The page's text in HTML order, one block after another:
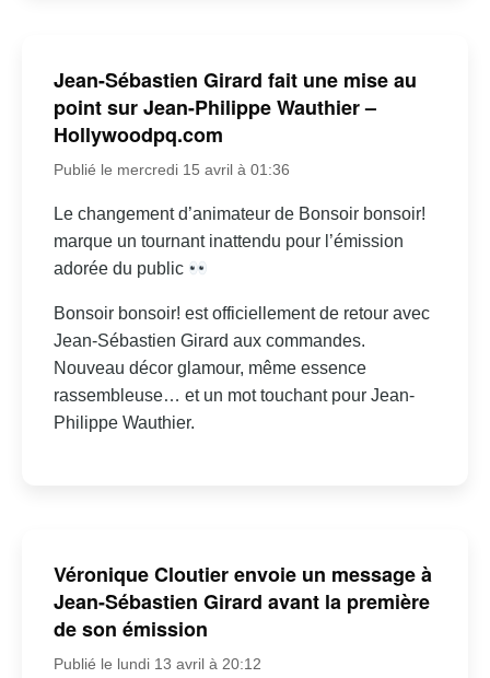
Jean-Sébastien Girard fait une mise au
point sur Jean-Philippe Wauthier –
Hollywoodpq.com
Publié le mercredi 15 avril à 01:36
Le changement d’animateur de Bonsoir bonsoir!
marque un tournant inattendu pour l’émission
adorée du public
Bonsoir bonsoir! est officiellement de retour avec
Jean-Sébastien Girard aux commandes.
Nouveau décor glamour, même essence
rassembleuse… et un mot touchant pour Jean-
Philippe Wauthier.
Véronique Cloutier envoie un message à
Jean-Sébastien Girard avant la première
de son émission
Publié le lundi 13 avril à 20:12